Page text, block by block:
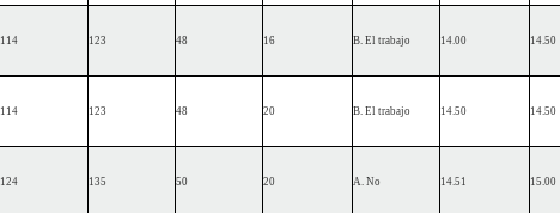
114 123 48 16 B. El trabajo 14.00 14.50
114 123 48 20 B. El trabajo 14.50 14.50
124 135 50 20 A. No 14.51 15.00